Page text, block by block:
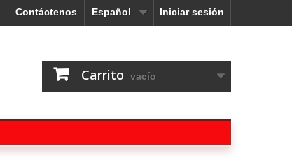
Iniciar sesión
Español
Contáctenos
Carrito vacío